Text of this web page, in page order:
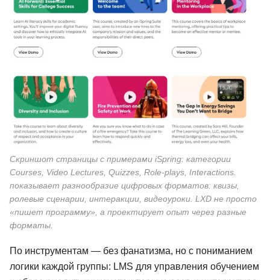
Скриншот страницы с примерами iSpring: категории
Courses, Video Lectures, Quizzes, Role-plays, Interactions.
показывает разнообразие цифровых форматов: квизы,
ролевые сценарии, интеракции, видеоуроки. LXD не просто
«пишет программу», а проектирует опыт через разные
форматы.
По инструментам — без фанатизма, но с пониманием
логики каждой группы: LMS для управления обучением